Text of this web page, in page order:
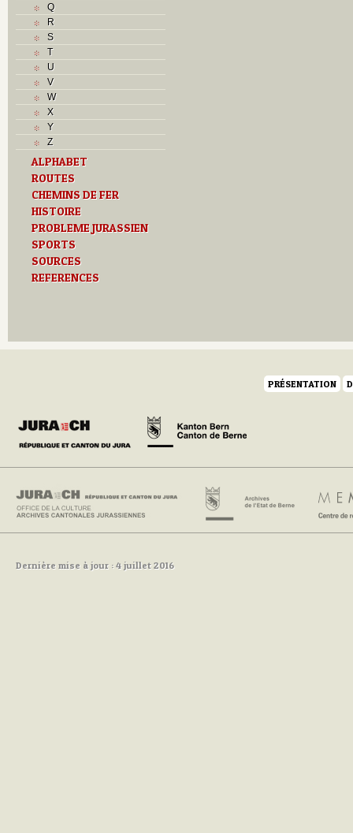
Q
R
S
T
U
V
W
X
Y
Z
ALPHABET
ROUTES
CHEMINS DE FER
HISTOIRE
PROBLEME JURASSIEN
SPORTS
SOURCES
REFERENCES
PRÉSENTATION
Dernière mise à jour : 4 juillet 2016